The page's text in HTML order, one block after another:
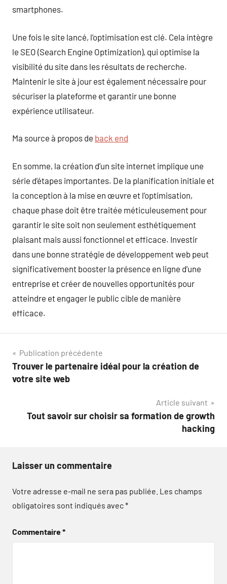
smartphones.
Une fois le site lancé, l’optimisation est clé. Cela intègre
le SEO (Search Engine Optimization), qui optimise la
visibilité du site dans les résultats de recherche.
Maintenir le site à jour est également nécessaire pour
sécuriser la plateforme et garantir une bonne
expérience utilisateur.
Ma source à propos de back end
En somme, la création d’un site internet implique une
série d’étapes importantes. De la planification initiale et
la conception à la mise en œuvre et l’optimisation,
chaque phase doit être traitée méticuleusement pour
garantir le site soit non seulement esthétiquement
plaisant mais aussi fonctionnel et efficace. Investir
dans une bonne stratégie de développement web peut
significativement booster la présence en ligne d’une
entreprise et créer de nouvelles opportunités pour
atteindre et engager le public cible de manière
efficace.
Navigation
de
Publication précédente
Trouver le partenaire idéal pour la création de
votre site web
Article suivant
Tout savoir sur choisir sa formation de growth
hacking
Laisser un commentaire
Votre adresse e-mail ne sera pas publiée. Les champs
obligatoires sont indiqués avec*
Commentaire*